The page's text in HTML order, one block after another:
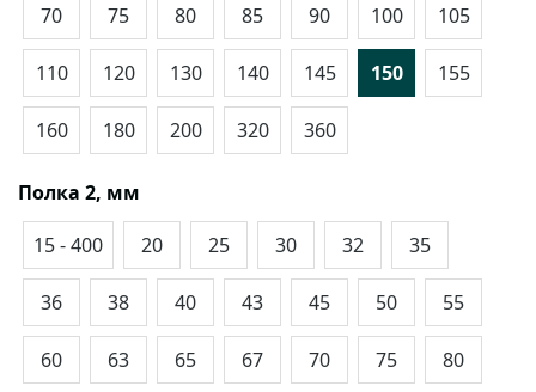
70 75 80 85 90 100 105
110 120 130 140 145 150 155
160 180 200 320 360
Полка 2, мм
15 - 400
20 25 30 32 35
36 38 40 43 45 50 55
60 63 65 67 70 75 80